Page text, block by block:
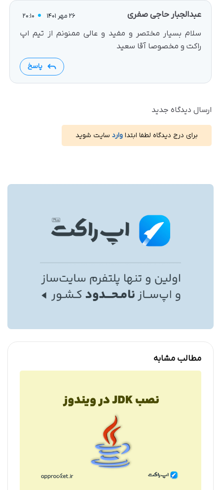
عبدالجبار حاجی صفری 26 مهر 1401 20:10
سلام بسیار مختصر و مفید و عالی ممنونم از تیم اپ
راکت و مخصوصا آقا سعید
پاسخ
ارسال دیدگاه جدید
برای درج دیدگاه لطفا ابتدا وارد سایت شوید
مطالب مشابه